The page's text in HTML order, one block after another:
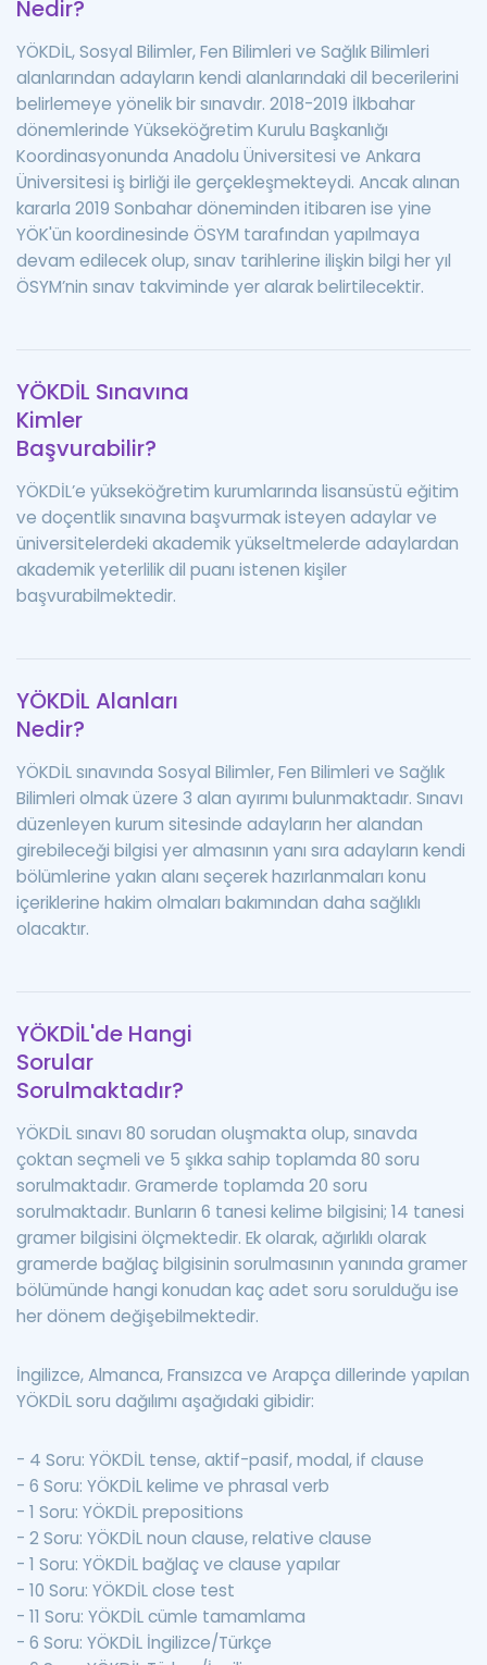
Nedir?
YÖKDİL, Sosyal Bilimler, Fen Bilimleri ve Sağlık Bilimleri
alanlarından adayların kendi alanlarındaki dil becerilerini
belirlemeye yönelik bir sınavdır. 2018-2019 İlkbahar
dönemlerinde Yükseköğretim Kurulu Başkanlığı
Koordinasyonunda Anadolu Üniversitesi ve Ankara
Üniversitesi iş birliği ile gerçekleşmekteydi. Ancak alınan
kararla 2019 Sonbahar döneminden itibaren ise yine
YÖK'ün koordinesinde ÖSYM tarafından yapılmaya
devam edilecek olup, sınav tarihlerine ilişkin bilgi her yıl
ÖSYM’nin sınav takviminde yer alarak belirtilecektir.
YÖKDİL Sınavına
Kimler
Başvurabilir?
YÖKDİL’e yükseköğretim kurumlarında lisansüstü eğitim
ve doçentlik sınavına başvurmak isteyen adaylar ve
üniversitelerdeki akademik yükseltmelerde adaylardan
akademik yeterlilik dil puanı istenen kişiler
başvurabilmektedir.
YÖKDİL Alanları
Nedir?
YÖKDİL sınavında Sosyal Bilimler, Fen Bilimleri ve Sağlık
Bilimleri olmak üzere 3 alan ayırımı bulunmaktadır. Sınavı
düzenleyen kurum sitesinde adayların her alandan
girebileceği bilgisi yer almasının yanı sıra adayların kendi
bölümlerine yakın alanı seçerek hazırlanmaları konu
içeriklerine hakim olmaları bakımından daha sağlıklı
olacaktır.
YÖKDİL'de Hangi
Sorular
Sorulmaktadır?
YÖKDİL sınavı 80 sorudan oluşmakta olup, sınavda
çoktan seçmeli ve 5 şıkka sahip toplamda 80 soru
sorulmaktadır. Gramerde toplamda 20 soru
sorulmaktadır. Bunların 6 tanesi kelime bilgisini; 14 tanesi
gramer bilgisini ölçmektedir. Ek olarak, ağırlıklı olarak
gramerde bağlaç bilgisinin sorulmasının yanında gramer
bölümünde hangi konudan kaç adet soru sorulduğu ise
her dönem değişebilmektedir.
İngilizce, Almanca, Fransızca ve Arapça dillerinde yapılan
YÖKDİL soru dağılımı aşağıdaki gibidir:
- 4 Soru: YÖKDİL tense, aktif-pasif, modal, if clause
- 6 Soru: YÖKDİL kelime ve phrasal verb
- 1 Soru: YÖKDİL prepositions
- 2 Soru: YÖKDİL noun clause, relative clause
- 1 Soru: YÖKDİL bağlaç ve clause yapılar
- 10 Soru: YÖKDİL close test
- 11 Soru: YÖKDİL cümle tamamlama
- 6 Soru: YÖKDİL İngilizce/Türkçe